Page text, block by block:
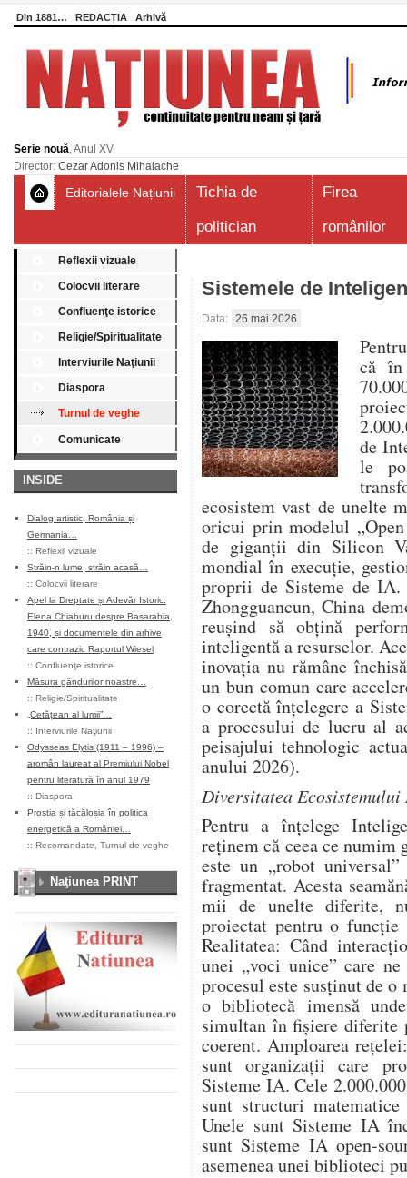
Din 1881… REDACȚIA Arhivă
Serie nouă, Anul XV
Director: Cezar Adonis Mihalache
Editorialele Națiunii
Tichia de
politician
Firea
românilor
Reflexii vizuale
Colocvii literare
Confluenţe istorice
Religie/Spiritualitate
Interviurile Naţiunii
Diaspora
Turnul de veghe
Comunicate
INSIDE
Dialog artistic, România și
Germania…
:: Reflexii vizuale
Străin-n lume, străin acasă…
:: Colocvii literare
Apel la Dreptate și Adevăr Istoric:
Elena Chiaburu despre Basarabia,
1940, și documentele din arhive
care contrazic Raportul Wiesel
:: Confluenţe istorice
Măsura gândurilor noastre…
:: Religie/Spiritualitate
„Cetățean al lumii”…
:: Interviurile Naţiunii
Odysseas Elytis (1911 – 1996) –
aromân laureat al Premiului Nobel
pentru literatură în anul 1979
:: Diaspora
Prostia și tăcăloșia în politica
energetică a României…
:: Recomandate Turnul de veghe
Naţiunea PRINT
Sistemele de
Data: 26 mai 2026
că în
de
le
ecosistem vast de unelte
oricui prin modelul
de giganții din Silicon
mondial în execuție,
proprii de Sisteme de
Zhongguancun, China
reușind să obțină
inteligentă a resurselor.
inovația nu rămâne
un bun comun care
o corectă înțelegere a
a procesului de lucru al
peisajului tehnologic
anului 2026).
Diversitatea
Pentru a înțelege
reținem că ceea ce
este un „robot
fragmentat. Acesta
mii de unelte diferite,
proiectat pentru o
Realitatea: Când
unei „voci unice” care
procesul este susținut de
o bibliotecă imensă
simultan în fișiere diferite
coerent. Amploarea
sunt organizații care
Sisteme IA. Cele
sunt structuri
Unele sunt Sisteme IA
sunt Sisteme IA open-
asemenea unei biblioteci